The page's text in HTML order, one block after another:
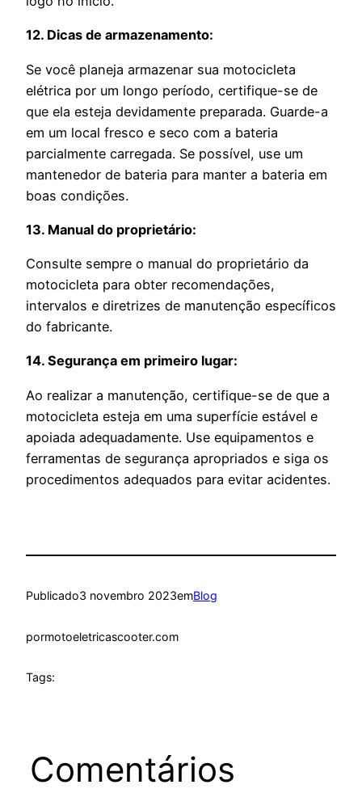
12. Dicas de armazenamento:
Se você planeja armazenar sua motocicleta
elétrica por um longo período, certifique-se de
que ela esteja devidamente preparada. Guarde-a
em um local fresco e seco com a bateria
parcialmente carregada. Se possível, use um
mantenedor de bateria para manter a bateria em
boas condições.
13. Manual do proprietário:
Consulte sempre o manual do proprietário da
motocicleta para obter recomendações,
intervalos e diretrizes de manutenção específicos
do fabricante.
14. Segurança em primeiro lugar:
Ao realizar a manutenção, certifique-se de que a
motocicleta esteja em uma superfície estável e
apoiada adequadamente. Use equipamentos e
ferramentas de segurança apropriados e siga os
procedimentos adequados para evitar acidentes.
Publicado3 novembro 2023emBlog
pormotoeletricascooter.com
Tags:
Comentários